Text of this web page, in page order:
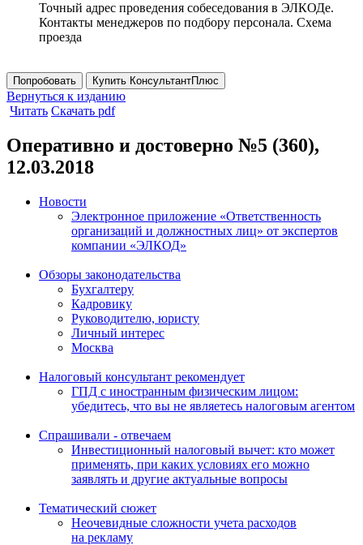
Точный адрес проведения собеседования в ЭЛКОДе.
Контакты менеджеров по подбору персонала. Схема
проезда
Попробовать Купить КонсультантПлюс
Вернуться к изданию
Читать Скачать pdf
Оперативно и достоверно №5 (360),
12.03.2018
Новости
Электронное приложение «Ответственность
организаций и должностных лиц» от экспертов
компании «ЭЛКОД»
Обзоры законодательства
Бухгалтеру
Кадровику
Руководителю, юристу
Личный интерес
Москва
Налоговый консультант рекомендует
ГПД с иностранным физическим лицом:
убедитесь, что вы не являетесь налоговым агентом
Спрашивали - отвечаем
Инвестиционный налоговый вычет: кто может
применять, при каких условиях его можно
заявлять и другие актуальные вопросы
Тематический сюжет
Неочевидные сложности учета расходов
на рекламу